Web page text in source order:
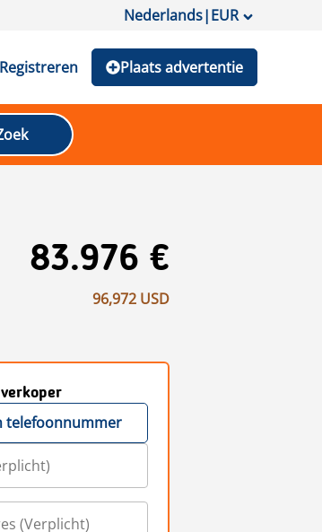
Nederlands|EUR
Plaats advertentie
83.976 €
96,972 USD
telefoonnummer